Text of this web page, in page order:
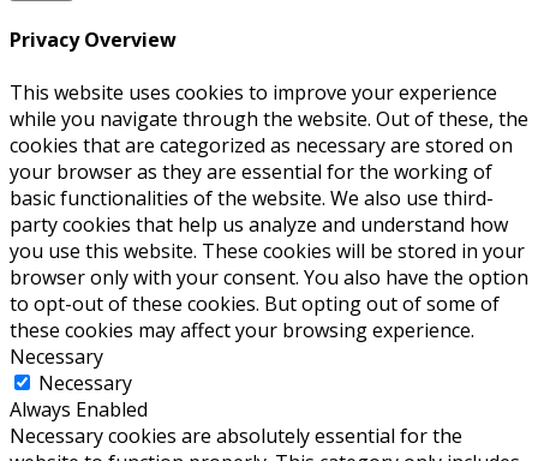
Privacy Overview
This website uses cookies to improve your experience
while you navigate through the website. Out of these, the
cookies that are categorized as necessary are stored on
your browser as they are essential for the working of
basic functionalities of the website. We also use third-
party cookies that help us analyze and understand how
you use this website. These cookies will be stored in your
browser only with your consent. You also have the option
to opt-out of these cookies. But opting out of some of
these cookies may affect your browsing experience.
Necessary
Necessary
Always Enabled
Necessary cookies are absolutely essential for the